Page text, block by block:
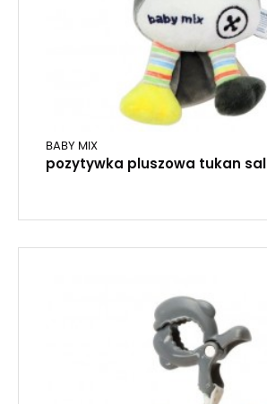
BABY MIX
pozytywka pluszowa tukan